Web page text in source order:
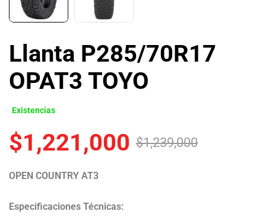
Llanta P285/70R17
OPAT3 TOYO
Existencias
$1,239,000
$1,221,000
OPEN COUNTRY AT3
Especificaciones Técnicas: